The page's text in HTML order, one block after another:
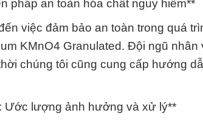
pháp an toàn hóa chất nguy hiểm**
việc đảm bảo an toàn trong quá
KMnO4 Granulated. Đội ngũ
chúng tôi cũng cung cấp hướng
Ước lượng ảnh hưởng và xử lý**